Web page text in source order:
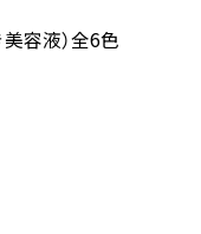
容液）全6色